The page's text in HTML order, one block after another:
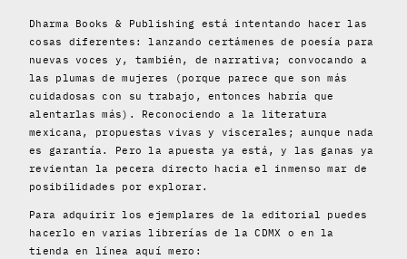
Dharma Books & Publishing está intentando hacer las
cosas diferentes: lanzando certámenes de poesía para
nuevas voces y, también, de narrativa; convocando a
las plumas de mujeres (porque parece que son más
cuidadosas con su trabajo, entonces habría que
alentarlas más). Reconociendo a la literatura
mexicana, propuestas vivas y viscerales; aunque nada
es garantía. Pero la apuesta ya está, y las ganas ya
revientan la pecera directo hacia el inmenso mar de
posibilidades por explorar.
Para adquirir los ejemplares de la editorial puedes
hacerlo en varias librerías de la CDMX o en la
tienda en línea aquí mero: